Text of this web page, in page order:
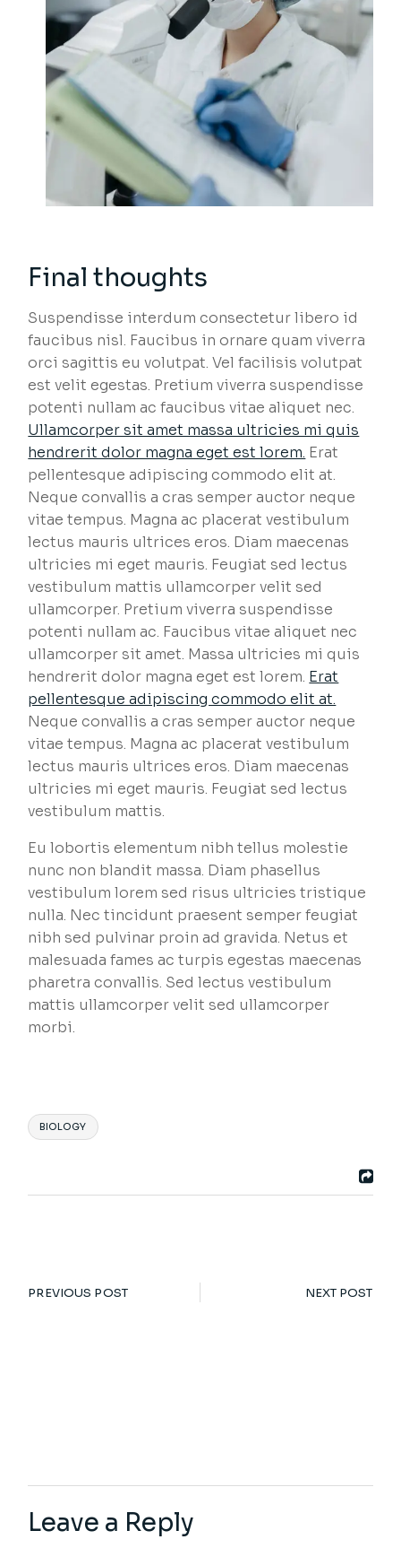
Final thoughts
Suspendisse interdum consectetur libero id
faucibus nisl. Faucibus in ornare quam viverra
orci sagittis eu volutpat. Vel facilisis volutpat
est velit egestas. Pretium viverra suspendisse
potenti nullam ac faucibus vitae aliquet nec.
Ullamcorper sit amet massa ultricies mi quis
hendrerit dolor magna eget est lorem. Erat
pellentesque adipiscing commodo elit at.
Neque convallis a cras semper auctor neque
vitae tempus. Magna ac placerat vestibulum
lectus mauris ultrices eros. Diam maecenas
ultricies mi eget mauris. Feugiat sed lectus
vestibulum mattis ullamcorper velit sed
ullamcorper. Pretium viverra suspendisse
potenti nullam ac. Faucibus vitae aliquet nec
ullamcorper sit amet. Massa ultricies mi quis
hendrerit dolor magna eget est lorem. Erat
pellentesque adipiscing commodo elit at.
Neque convallis a cras semper auctor neque
vitae tempus. Magna ac placerat vestibulum
lectus mauris ultrices eros. Diam maecenas
ultricies mi eget mauris. Feugiat sed lectus
vestibulum mattis.
Eu lobortis elementum nibh tellus molestie
nunc non blandit massa. Diam phasellus
vestibulum lorem sed risus ultricies tristique
nulla. Nec tincidunt praesent semper feugiat
nibh sed pulvinar proin ad gravida. Netus et
malesuada fames ac turpis egestas maecenas
pharetra convallis. Sed lectus vestibulum
mattis ullamcorper velit sed ullamcorper
morbi.
BIOLOGY
PREVIOUS POST NEXT POST
Leave a Reply